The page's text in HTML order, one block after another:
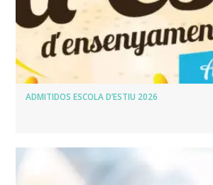
ADMITIDOS ESCOLA D’ESTIU 2026